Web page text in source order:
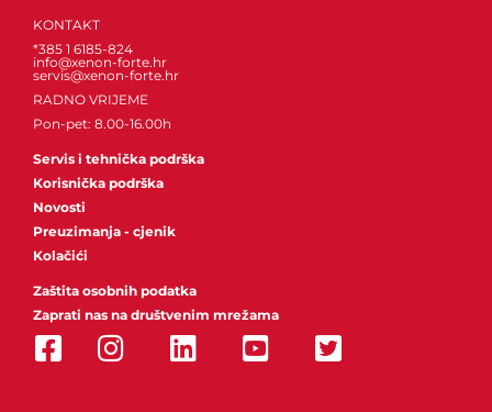
KONTAKT
*385 1 6185-824
info@xenon-forte.hr
servis@xenon-forte.hr
RADNO VRIJEME
Pon-pet: 8.00-16.00h
Servis i tehnička podrška
Korisnička podrška
Novosti
Preuzimanja - cjenik
Kolačići
Zaštita osobnih podatka
Zaprati nas na društvenim mrežama